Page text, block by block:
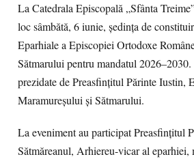
La Catedrala Episcopală „Sfânta
loc sâmbătă, 6 iunie, ședința de
Eparhiale a Episcopiei Ortodoxe
Sătmarului pentru mandatul
prezidate de Preasfințitul Părinte Iustin,
Maramureșului și Sătmarului.
La eveniment au participat Preasfințitul
Sătmăreanul, Arhiereu-vicar al eparhiei,